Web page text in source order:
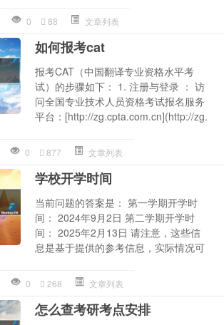
0 88 文章列表
如何报考cat
报考CAT（中国翻译专业资格水平考
试）的步骤如下： 1. 注册与登录 ： 访
问全国专业技术人员资格考试报名服务
平台：[http://zg.cpta.com.cn](http://zg.
0 877 文章列表
学校开学时间
当前问题的答案是： 第一学期开学时
间： 2024年9月2日 第二学期开学时
间： 2025年2月13日 请注意，这些信
息是基于提供的参考信息，实际情况可
0 268 文章列表
怎么查考研考点安排